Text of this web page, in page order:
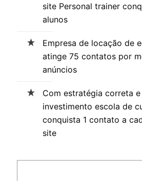
site Personal trainer
alunos
Empresa de locação de
atinge 75 contatos por
anúncios
Com estratégia correta
investimento escola de
conquista 1 contato a
site